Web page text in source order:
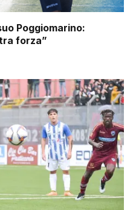
Poggiomarino:
forza”